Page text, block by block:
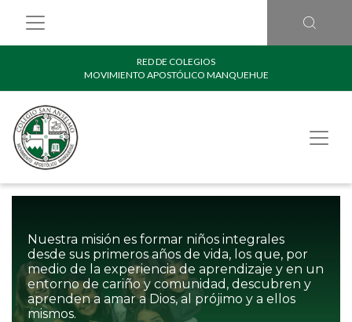
RED DE COLEGIOS
MOVIMIENTO APOSTÓLICO MANQUEHUE
Nuestra misión es formar niños integrales
desde sus primeros años de vida, los que, por
medio de la experiencia de aprendizaje y en un
entorno de cariño y comunidad, descubren y
aprenden a amar a Dios, al prójimo y a ellos
mismos.